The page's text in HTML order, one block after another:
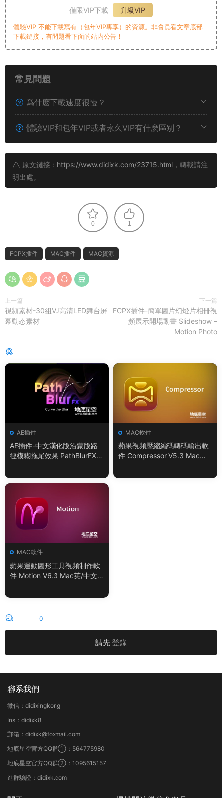
僅限VIP下載
升級VIP
體驗VIP 不能下載寫有（包年VIP專享）的資源。非會員看文章底部
下載鏈接，有問題看下面的站内公告！
常見問題
爲什麽下載速度很慢？
體驗VIP和包年VIP或者永久VIP有什麽區别？
原文鏈接： https://www.didixk.com/23715.html ，轉載請注
明出處。
0 1
FCPX插件 MAC插件 MAC資源
上一篇
視頻素材-30組VJ高清LED舞台屏
幕動态素材
下一篇
FCPX插件-簡單圖片幻燈片相冊視
頻展示開場動畫 Slideshow –
Motion Photo
AE插件
AE插件-中文漢化版沿蒙版路
徑模糊拖尾效果 PathBlurFX 1.
MAC軟件
蘋果視頻壓縮編碼轉碼輸出軟
件 Compressor V5.3 Mac英/
MAC軟件
蘋果運動圖形工具視頻制作軟
件 Motion V6.3 Mac英/中文
0
請先 登錄
聯系我們
微信：didixingkong
Ins：didixk8
郵箱：didixk@foxmail.com
地底星空官方QQ群①：564775980
地底星空官方QQ群②：1095615157
進群驗證：didixk.com